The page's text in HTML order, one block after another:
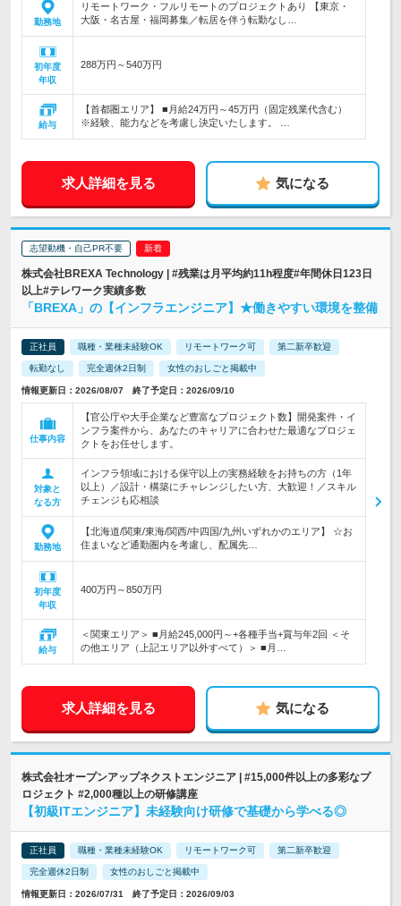
勤務地
リモートワーク・フルリモートのプロジェクトあり 【東京・
大阪・名古屋・福岡募集／転居を伴う転勤なし…
初年度
年収
288万円～540万円
給与
【首都圏エリア】 ■月給24万円～45万円（固定残業代含む）
※経験、能力などを考慮し決定いたします。 …
求人詳細を見る 気になる
志望動機・自己PR不要
株式会社BREXA Technology | #残業は月平均約11h程度#年間休日123日
以上#テレワーク実績多数
「BREXA」の【インフラエンジニア】★働きやすい環境を整備
正社員 職種・業種未経験OK リモートワーク可 第二新卒歓迎
転勤なし 完全週休2日制 女性のおしごと掲載中
情報更新日：2026/08/07 終了予定日：2026/09/10
仕事内容
【官公庁や大手企業など豊富なプロジェクト数】開発案件・イ
ンフラ案件から、あなたのキャリアに合わせた最適なプロジェ
クトをお任せします。
対象と
なる方
インフラ領域における保守以上の実務経験をお持ちの方（1年
以上）／設計・構築にチャレンジしたい方、大歓迎！／スキル
チェンジも応相談
勤務地
【北海道/関東/東海/関西/中四国/九州いずれかのエリア】 ☆お
住まいなど通勤圏内を考慮し、配属先…
初年度
年収
400万円～850万円
給与
＜関東エリア＞ ■月給245,000円～+各種手当+賞与年2回 ＜そ
の他エリア（上記エリア以外すべて）＞ ■月…
求人詳細を見る 気になる
株式会社オープンアップネクストエンジニア | #15,000件以上の多彩なプ
ロジェクト #2,000種以上の研修講座
【初級ITエンジニア】未経験向け研修で基礎から学べる◎
正社員 職種・業種未経験OK リモートワーク可 第二新卒歓迎
完全週休2日制 女性のおしごと掲載中
情報更新日：2026/07/31 終了予定日：2026/09/03